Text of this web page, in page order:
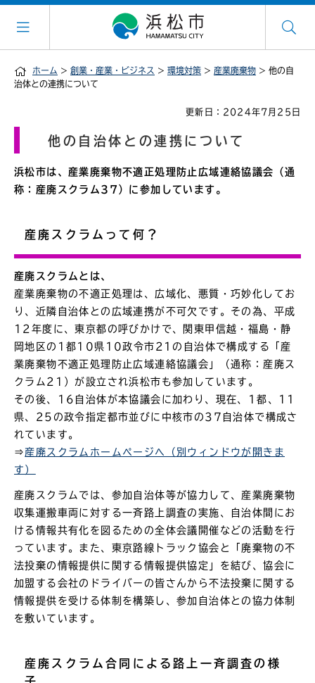
ホーム > 創業・産業・ビジネス > 環境対策 > 産業廃棄物 > 他の自
治体との連携について
更新日：2024年7月25日
他の自治体との連携について
浜松市は、産業廃棄物不適正処理防止広域連絡協議会（通
称：産廃スクラム37 ）に参加しています。
産廃スクラムって何？
産廃スクラムとは、
産業廃棄物の不適正処理は、広域化、悪質・巧妙化してお
り、近隣自治体との広域連携が不可欠です。その為、平成
12年度に、東京都の呼びかけで、関東甲信越・福島・静
岡地区の1都10県10政令市21の自治体で構成する「産
業廃棄物不適正処理防止広域連絡協議会」（通称：産廃ス
クラム21）が設立され浜松市も参加しています。
その後、16自治体が本協議会に加わり、現在、1都、11
県、25の政令指定都市並びに中核市の37自治体で構成さ
れています。
⇒ 産廃スクラムホームページへ（別ウィンドウが開きま
す）
産廃スクラムでは、参加自治体等が協力して、産業廃棄物
収集運搬車両に対する一斉路上調査の実施、自治体間にお
ける情報共有化を図るための全体会議開催などの活動を行
っています。また、東京路線トラック協会と「廃棄物の不
法投棄の情報提供に関する情報提供協定」を結び、協会に
加盟する会社のドライバーの皆さんから不法投棄に関する
情報提供を受ける体制を構築し、参加自治体との協力体制
を敷いています。
産廃スクラム合同による路上一斉調査の様